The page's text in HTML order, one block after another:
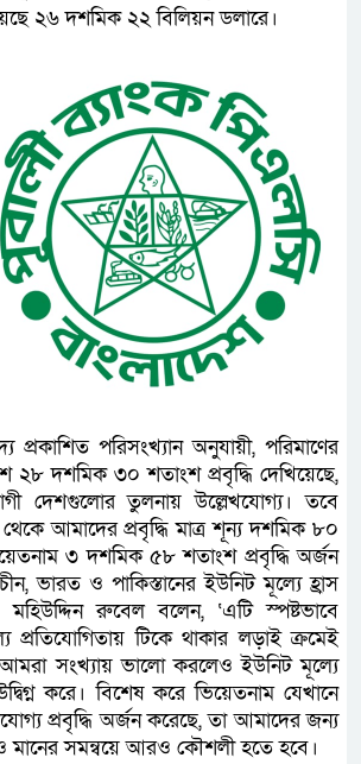
২৬ দশমিক ২২ বিলিয়ন ডলারে।
প্রকাশিত পরিসংখ্যান অনুযায়ী, পরিমাণের
২৮ দশমিক ৩০ শতাংশ প্রবৃদ্ধি দেখিয়েছে,
দেশগুলোর তুলনায় উল্লেখযোগ্য। তবে
আমাদের প্রবৃদ্ধি মাত্র শূন্য দশমিক ৮০
৩ দশমিক ৫৮ শতাংশ প্রবৃদ্ধি অর্জন
ভারত ও পাকিস্তানের ইউনিট মূল্যে হ্রাস
মহিউদ্দিন রুবেল বলেন, ‘এটি স্পষ্টভাবে
প্রতিযোগিতায় টিকে থাকার লড়াই ক্রমেই
সংখ্যায় ভালো করলেও ইউনিট মূল্যে
করে। বিশেষ করে ভিয়েতনাম যেখানে
প্রবৃদ্ধি অর্জন করেছে, তা আমাদের জন্য
ও মানের সমন্বয়ে আরও কৌশলী হতে হবে।